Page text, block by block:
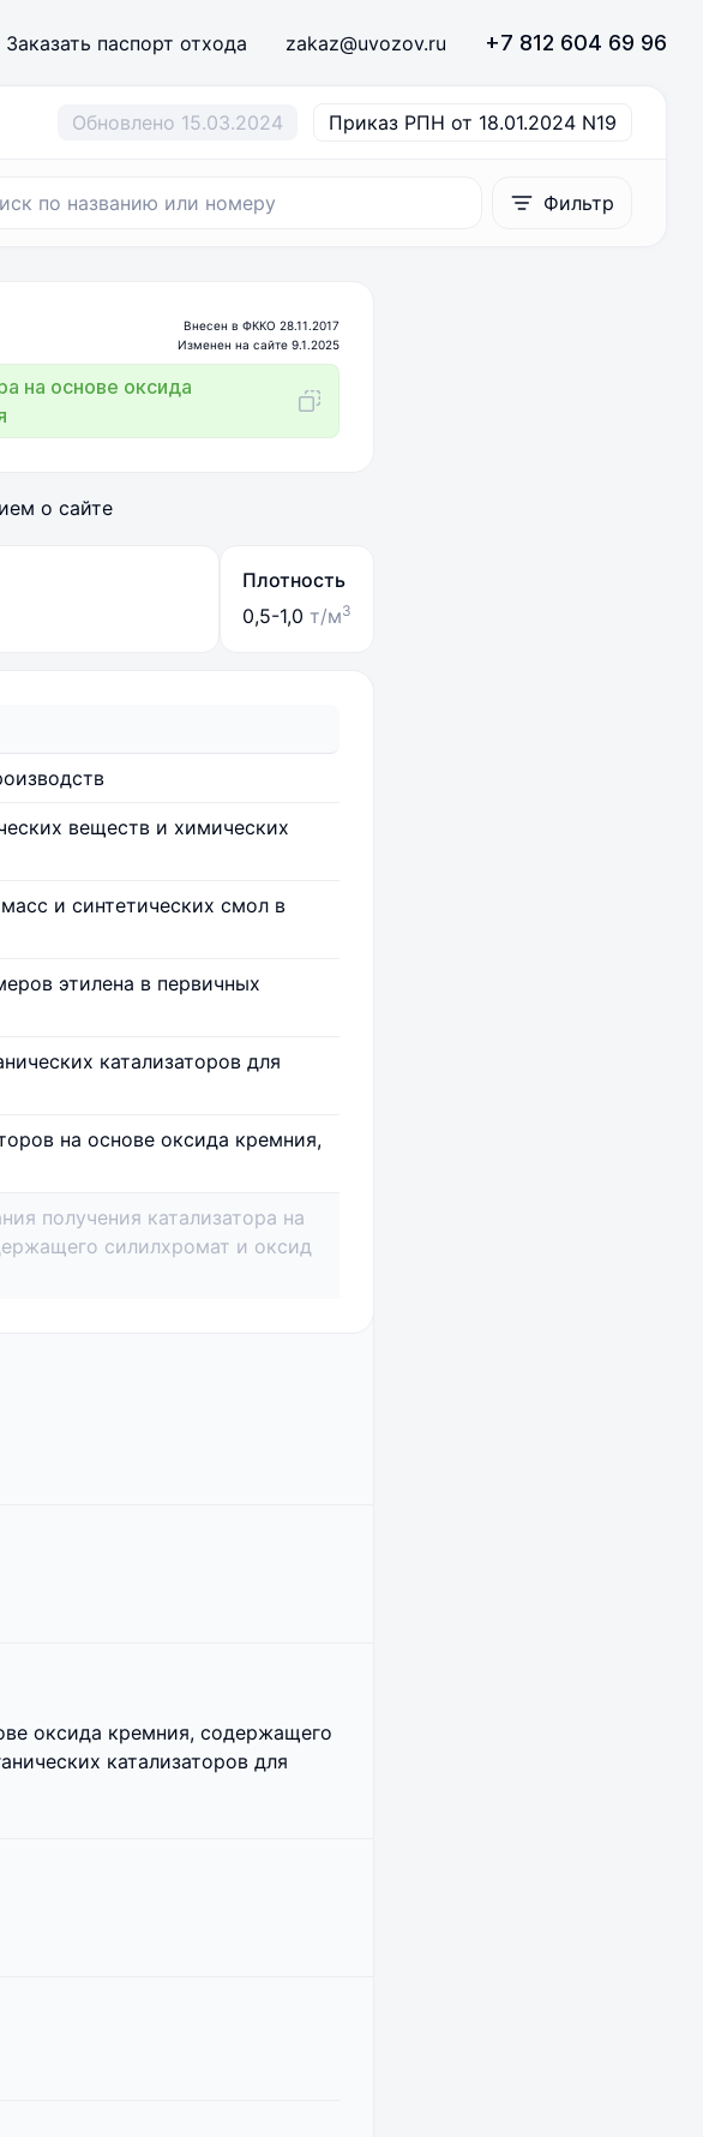
Заказать паспорт отхода zakaz@uvozov.ru +7 812 604 69 96
Обновлено 15.03.2024 Приказ РПН от 18.01.2024 N19
Фильтр
Внесен в ФККО 28.11.2017
Изменен на сайте 9.1.2025
на основе оксида
о сайте
Плотность
0,5-1,0 т/м3
веществ и химических
и синтетических смол в
этилена в первичных
катализаторов для
на основе оксида кремния,
получения катализатора на
силилхромат и оксид
оксида кремния, содержащего
катализаторов для